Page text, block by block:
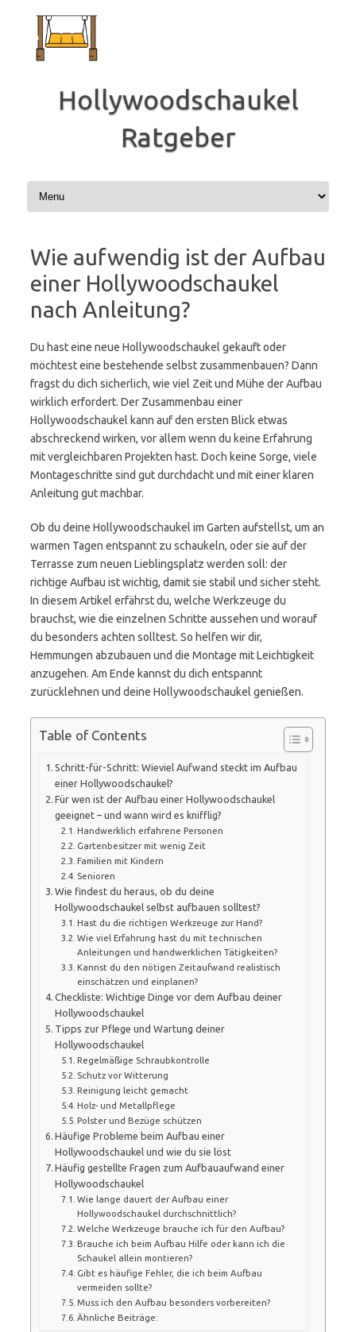
Inhalt
springen
Hollywoodschaukel
Ratgeber
Wie aufwendig ist der Aufbau
einer Hollywoodschaukel
nach Anleitung?
Du hast eine neue Hollywoodschaukel gekauft oder
möchtest eine bestehende selbst zusammenbauen? Dann
fragst du dich sicherlich, wie viel Zeit und Mühe der Aufbau
wirklich erfordert. Der Zusammenbau einer
Hollywoodschaukel kann auf den ersten Blick etwas
abschreckend wirken, vor allem wenn du keine Erfahrung
mit vergleichbaren Projekten hast. Doch keine Sorge, viele
Montageschritte sind gut durchdacht und mit einer klaren
Anleitung gut machbar.
Ob du deine Hollywoodschaukel im Garten aufstellst, um an
warmen Tagen entspannt zu schaukeln, oder sie auf der
Terrasse zum neuen Lieblingsplatz werden soll: der
richtige Aufbau ist wichtig, damit sie stabil und sicher steht.
In diesem Artikel erfährst du, welche Werkzeuge du
brauchst, wie die einzelnen Schritte aussehen und worauf
du besonders achten solltest. So helfen wir dir,
Hemmungen abzubauen und die Montage mit Leichtigkeit
anzugehen. Am Ende kannst du dich entspannt
zurücklehnen und deine Hollywoodschaukel genießen.
Table of Contents
Schritt-für-Schritt: Wieviel Aufwand steckt im Aufbau
einer Hollywoodschaukel?
Für wen ist der Aufbau einer Hollywoodschaukel
geeignet – und wann wird es knifflig?
Handwerklich erfahrene Personen
Gartenbesitzer mit wenig Zeit
Familien mit Kindern
Senioren
Wie findest du heraus, ob du deine
Hollywoodschaukel selbst aufbauen solltest?
Hast du die richtigen Werkzeuge zur Hand?
Wie viel Erfahrung hast du mit technischen
Anleitungen und handwerklichen Tätigkeiten?
Kannst du den nötigen Zeitaufwand realistisch
einschätzen und einplanen?
Checkliste: Wichtige Dinge vor dem Aufbau deiner
Hollywoodschaukel
Tipps zur Pflege und Wartung deiner
Hollywoodschaukel
Regelmäßige Schraubkontrolle
Schutz vor Witterung
Reinigung leicht gemacht
Holz- und Metallpflege
Polster und Bezüge schützen
Häufige Probleme beim Aufbau einer
Hollywoodschaukel und wie du sie löst
Häufig gestellte Fragen zum Aufbauaufwand einer
Hollywoodschaukel
Wie lange dauert der Aufbau einer
Hollywoodschaukel durchschnittlich?
Welche Werkzeuge brauche ich für den Aufbau?
Brauche ich beim Aufbau Hilfe oder kann ich die
Schaukel allein montieren?
Gibt es häufige Fehler, die ich beim Aufbau
vermeiden sollte?
Muss ich den Aufbau besonders vorbereiten?
Ähnliche Beiträge: